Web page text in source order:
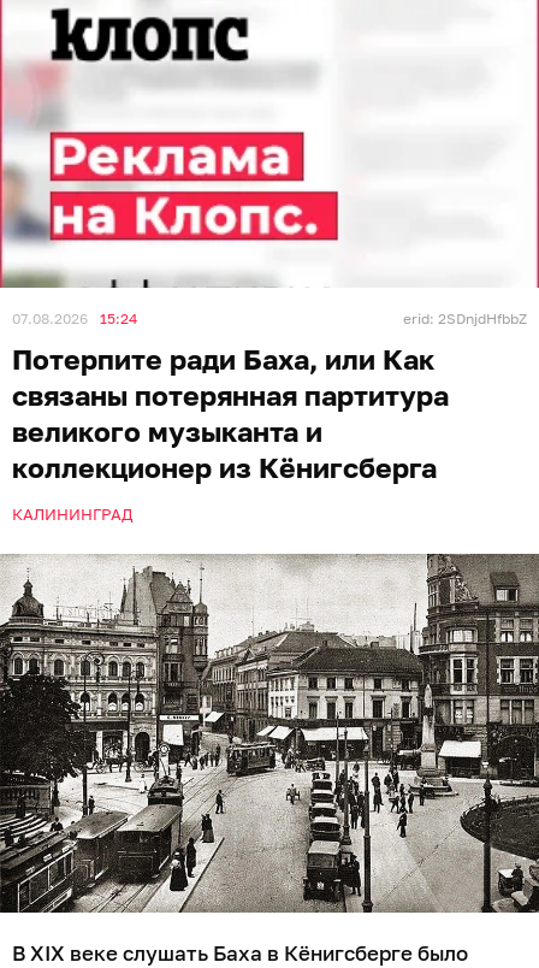
07.08.2026 15:24 erid: 2SDnjdHfbbZ
Потерпите ради Баха, или Как
связаны потерянная партитура
великого музыканта и
коллекционер из Кёнигсберга
КАЛИНИНГРАД
В XIX веке слушать Баха в Кёнигсберге было